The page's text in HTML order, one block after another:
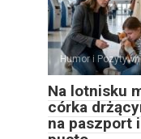
Humor i
Na lotnisku
córka
na paszport